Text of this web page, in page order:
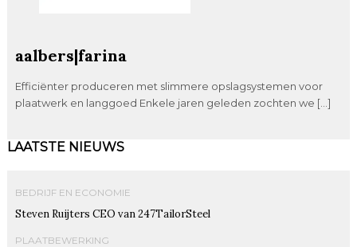
aalbers|farina
Efficiënter produceren met slimmere opslagsystemen voor
plaatwerk en langgoed Enkele jaren geleden zochten we […]
LAATSTE NIEUWS
BEDRIJF EN ECONOMIE
Steven Ruijters CEO van 247TailorSteel
PLAATBEWERKING